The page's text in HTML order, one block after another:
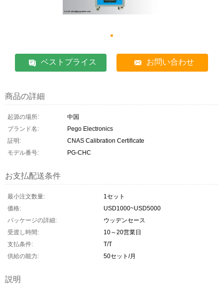
ベストプライス お問い合わせ
商品の詳細
起源の場所:
中国
ブランド名:
Pego Electronics
証明:
CNAS Calibration Certificate
モデル番号:
PG-CHC
お支払配送条件
最小注文数量:
1セット
価格:
USD1000~USD5000
パッケージの詳細:
ウッデンセース
受渡し時間:
10～20営業日
支払条件:
T/T
供給の能力:
50セット/月
説明